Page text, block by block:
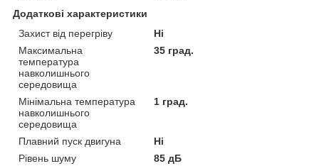
Додаткові характеристики
Захист від перегріву
Ні
Максимальна
температура
навколишнього
середовища
35 град.
Мінімальна температура
навколишнього
середовища
1 град.
Плавний пуск двигуна
Ні
Рівень шуму
85 дБ